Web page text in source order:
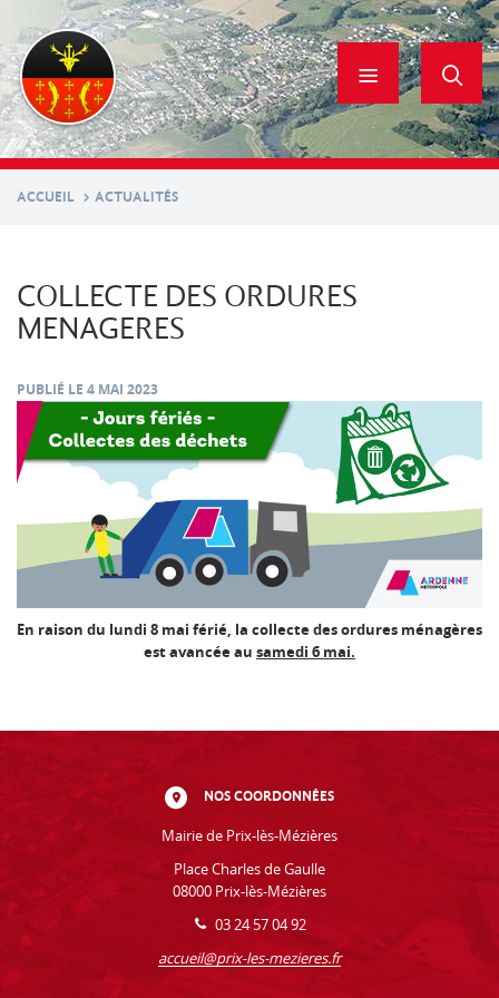
contenu
principal
ACCUEIL ACTUALITÉS
COLLECTE DES ORDURES
MENAGERES
PUBLIÉ LE 4 MAI 2023
En raison du lundi 8 mai férié, la collecte des ordures ménagères
est avancée au samedi 6 mai.
NOS COORDONNÉES
Mairie de Prix-lès-Mézières
Place Charles de Gaulle
08000 Prix-lès-Mézières
03 24 57 04 92
accueil@prix-les-mezieres.fr